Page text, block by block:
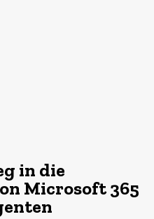
in die
Microsoft 365